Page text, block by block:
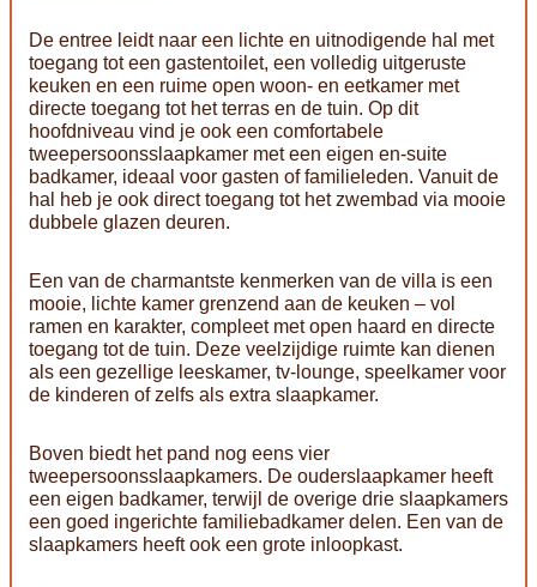
De entree leidt naar een lichte en uitnodigende hal met
toegang tot een gastentoilet, een volledig uitgeruste
keuken en een ruime open woon- en eetkamer met
directe toegang tot het terras en de tuin. Op dit
hoofdniveau vind je ook een comfortabele
tweepersoonsslaapkamer met een eigen en-suite
badkamer, ideaal voor gasten of familieleden. Vanuit de
hal heb je ook direct toegang tot het zwembad via mooie
dubbele glazen deuren.
Een van de charmantste kenmerken van de villa is een
mooie, lichte kamer grenzend aan de keuken – vol
ramen en karakter, compleet met open haard en directe
toegang tot de tuin. Deze veelzijdige ruimte kan dienen
als een gezellige leeskamer, tv-lounge, speelkamer voor
de kinderen of zelfs als extra slaapkamer.
Boven biedt het pand nog eens vier
tweepersoonsslaapkamers. De ouderslaapkamer heeft
een eigen badkamer, terwijl de overige drie slaapkamers
een goed ingerichte familiebadkamer delen. Een van de
slaapkamers heeft ook een grote inloopkast.